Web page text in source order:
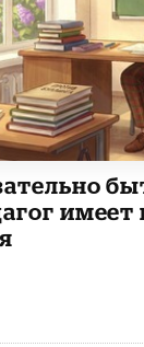
имеет